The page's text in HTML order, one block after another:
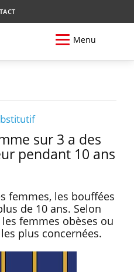
Menu
sur 3 a des
pendant 10 ans
femmes, les bouffées
de 10 ans. Selon
femmes obèses ou
plus concernées.